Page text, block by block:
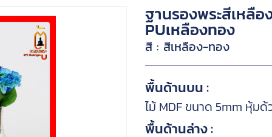
ฐานรองพระสีเหลื
PUเหลืองทอง
สี : สีเหลือง-ทอง
พื้นด้านบน :
ไม้ MDF ขนาด 5mm หุ้ม
พื้นด้านล่าง :